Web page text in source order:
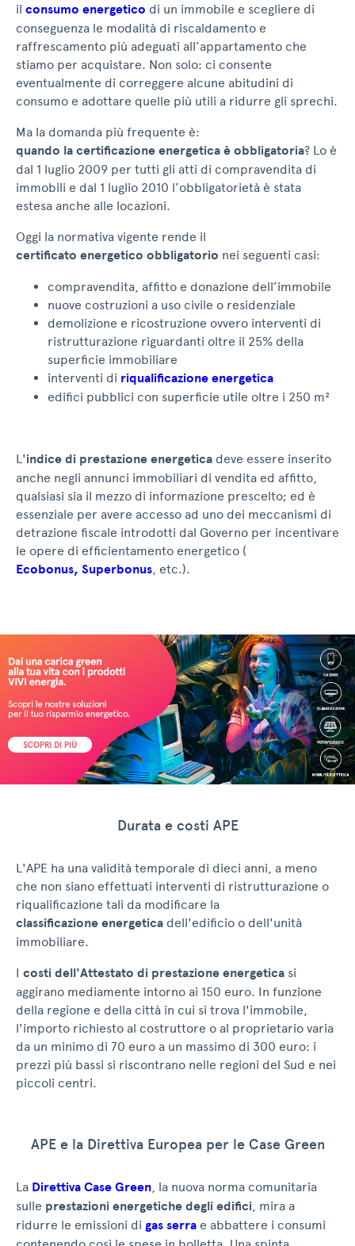
il consumo energetico di un immobile e scegliere di
conseguenza le modalità di riscaldamento e
raffrescamento più adeguati all’appartamento che
stiamo per acquistare. Non solo: ci consente
eventualmente di correggere alcune abitudini di
consumo e adottare quelle più utili a ridurre gli sprechi.
Ma la domanda più frequente è:
quando la certificazione energetica è obbligatoria? Lo è
dal 1 luglio 2009 per tutti gli atti di compravendita di
immobili e dal 1 luglio 2010 l’obbligatorietà è stata
estesa anche alle locazioni.
Oggi la normativa vigente rende il
certificato energetico obbligatorio nei seguenti casi:
compravendita, affitto e donazione dell’immobile
nuove costruzioni a uso civile o residenziale
demolizione e ricostruzione ovvero interventi di
ristrutturazione riguardanti oltre il 25% della
superficie immobiliare
interventi di riqualificazione energetica
edifici pubblici con superficie utile oltre i 250 m²
L'indice di prestazione energetica deve essere inserito
anche negli annunci immobiliari di vendita ed affitto,
qualsiasi sia il mezzo di informazione prescelto; ed è
essenziale per avere accesso ad uno dei meccanismi di
detrazione fiscale introdotti dal Governo per incentivare
le opere di efficientamento energetico (
Ecobonus, Superbonus, etc.).
Durata e costi APE
L'APE ha una validità temporale di dieci anni, a meno
che non siano effettuati interventi di ristrutturazione o
riqualificazione tali da modificare la
classificazione energetica dell'edificio o dell'unità
immobiliare.
I costi dell'Attestato di prestazione energetica si
aggirano mediamente intorno ai 150 euro. In funzione
della regione e della città in cui si trova l'immobile,
l'importo richiesto al costruttore o al proprietario varia
da un minimo di 70 euro a un massimo di 300 euro: i
prezzi più bassi si riscontrano nelle regioni del Sud e nei
piccoli centri.
APE e la Direttiva Europea per le Case Green
La Direttiva Case Green, la nuova norma comunitaria
sulle prestazioni energetiche degli edifici, mira a
ridurre le emissioni di gas serra e abbattere i consumi